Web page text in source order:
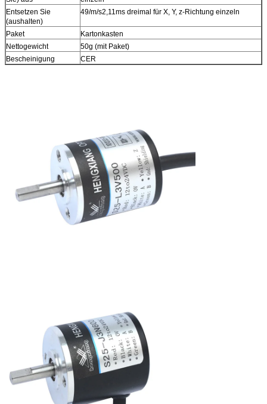
Entsetzen Sie
(aushalten)
49/m/s2,11ms dreimal für X, Y, z-Richtung einzeln
Paket
Kartonkasten
Nettogewicht
50g (mit Paket)
Bescheinigung
CER